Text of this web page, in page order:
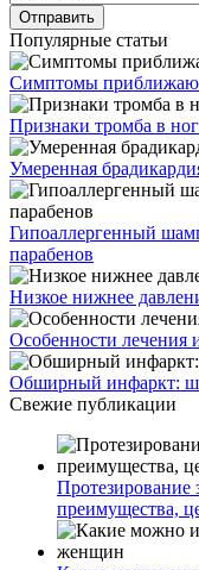
Популярные статьи
Симптомы
Признаки тромба в
Умеренная
Гипоаллергенный
парабенов
Низкое нижнее
Особенности лечения
Обширный инфаркт:
Свежие публикации
Протезирование
преимущества,